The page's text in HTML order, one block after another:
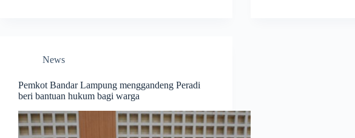
News
Pemkot Bandar Lampung menggandeng Peradi
beri bantuan hukum bagi warga